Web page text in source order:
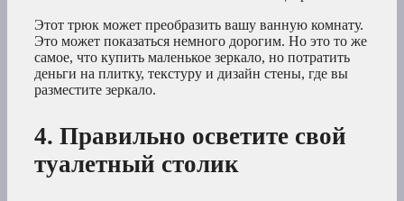
Этот трюк может преобразить вашу ванную комнату.
Это может показаться немного дорогим. Но это то же
самое, что купить маленькое зеркало, но потратить
деньги на плитку, текстуру и дизайн стены, где вы
разместите зеркало.
4. Правильно осветите свой
туалетный столик